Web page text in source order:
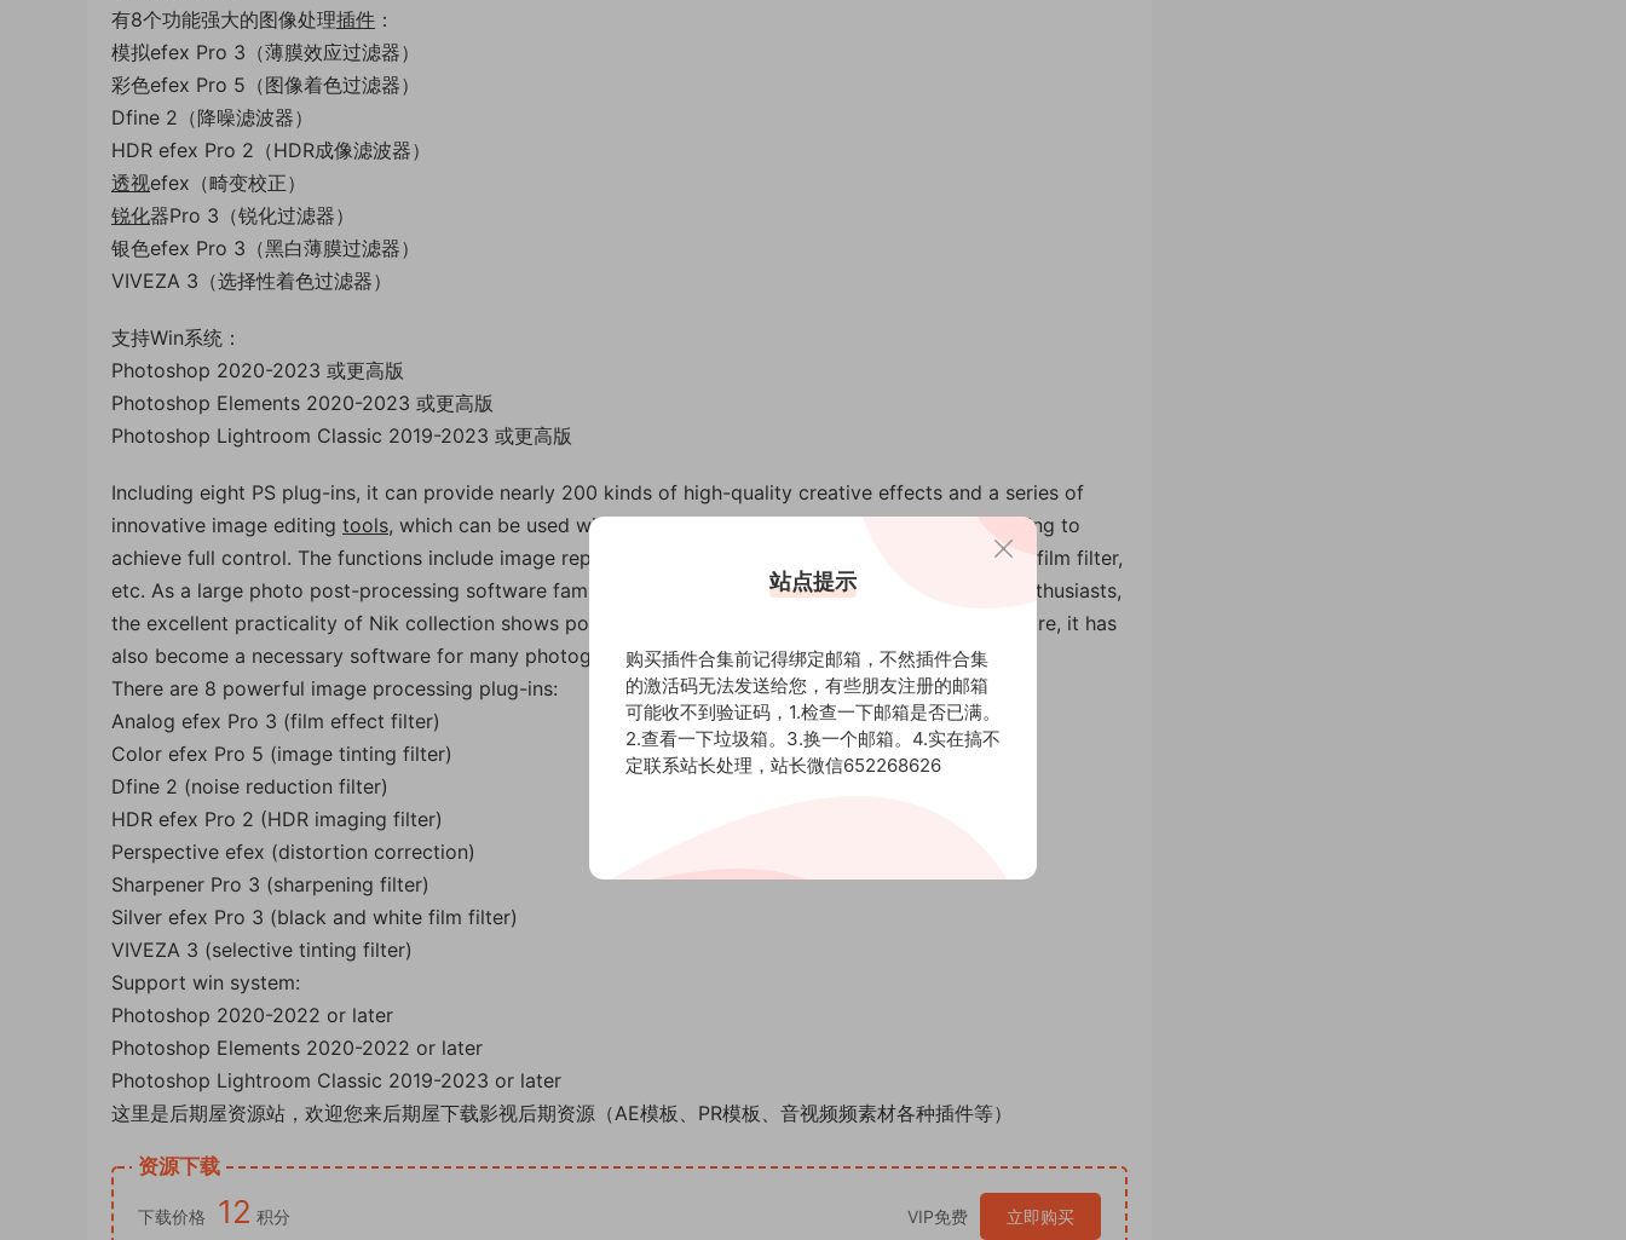
有8个功能强大的图像处理插件 ：
模拟efex Pro 3（薄膜效应过滤器）
彩色efex Pro 5（图像着色过滤器）
Dfine 2（降噪滤波器）
HDR efex Pro 2（HDR成像滤波器）
透视efex（畸变校正）
锐化器Pro 3（锐化过滤器）
银色efex Pro 3（黑白薄膜过滤器）
VIVEZA 3（选择性着色过滤器）
支持Win系统：
Photoshop 2020-2023 或更高版
Photoshop Elements 2020-2023 或更高版
Photoshop Lightroom Classic 2019-2023 或更高版
Including eight PS plug-ins, it can provide nearly 200 kinds of high-quality creative effects and a series of
innovative image editing tools, which can be used with one click, and provide you with lossless editing to
achieve full control. The functions include image repair, color matching, noise reduction, restoration, film filter,
etc. As a large photo post-processing software familiar to many photographers and photography enthusiasts,
the excellent practicality of Nik collection shows powerful functionality in photo processing. Therefore, it has
also become a necessary software for many photographers and photography lovers.
There are 8 powerful image processing plug-ins:
Analog efex Pro 3 (film effect filter)
Color efex Pro 5 (image tinting filter)
Dfine 2 (noise reduction filter)
HDR efex Pro 2 (HDR imaging filter)
Perspective efex (distortion correction)
Sharpener Pro 3 (sharpening filter)
Silver efex Pro 3 (black and white film filter)
VIVEZA 3 (selective tinting filter)
Support win system:
Photoshop 2020-2022 or later
Photoshop Elements 2020-2022 or later
Photoshop Lightroom Classic 2019-2023 or later
这里是后期屋资源站，欢迎您来后期屋下载影视后期资源（AE模板、PR模板、音视频频素材各种插件等）
资源下载
下载价格 12 积分 VIP免费 立即购买
站点提示
购买插件合集前记得绑定邮箱，不然插件合集
的激活码无法发送给您，有些朋友注册的邮箱
可能收不到验证码，1.检查一下邮箱是否已满。
2.查看一下垃圾箱。3.换一个邮箱。4.实在搞不
定联系站长处理，站长微信652268626